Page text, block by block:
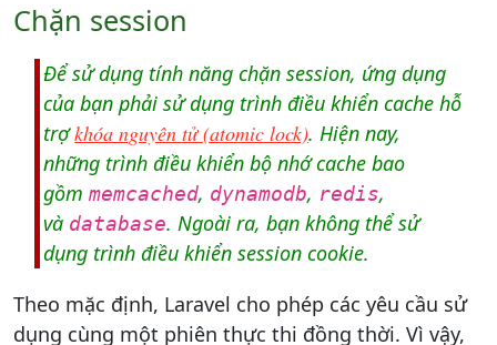
Chặn session
Để sử dụng tính năng chặn session, ứng dụng
của bạn phải sử dụng trình điều khiển cache hỗ
trợkhóa nguyên tử (atomic lock). Hiện nay,
những trình điều khiển bộ nhớ cache bao
gồmmemcached, dynamodb, redis,
và database. Ngoài ra, bạn không thể sử
dụng trình điều khiển session cookie.
Theo mặc định, Laravel cho phép các yêu cầu sử
dụng cùng một phiên thực thi đồng thời. Vì vậy,